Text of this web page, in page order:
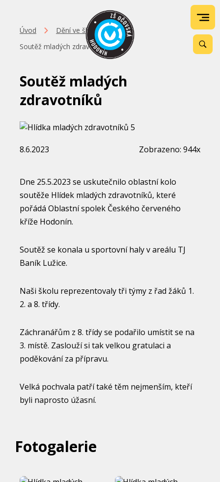
Úvod
Dění ve škole
Soutěž mladých zdravotníků
Soutěž mladých
zdravotníků
8.6.2023 Zobrazeno: 944x
Dne 25.5.2023 se uskutečnilo oblastní kolo
soutěže Hlídek mladých zdravotníků, které
pořádá Oblastní spolek Českého červeného
kříže Hodonín.
Soutěž se konala u sportovní haly v areálu TJ
Baník Lužice.
Naši školu reprezentovaly tři týmy z řad žáků 1.
2. a 8. třídy.
Záchranářům z 8. třídy se podařilo umístit se na
3. místě. Zaslouží si tak velkou gratulaci a
poděkování za přípravu.
Velká pochvala patří také těm nejmenším, kteří
byli naprosto úžasní.
Fotogalerie